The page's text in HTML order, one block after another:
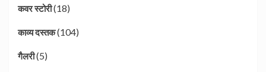
कवर स्टोरी(18)
काव्य दस्तक(104)
गैलरी(5)